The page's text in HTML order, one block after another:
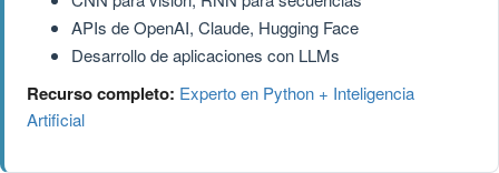
APIs de OpenAI, Claude, Hugging Face
Desarrollo de aplicaciones con LLMs
Recurso completo: Experto en Python + Inteligencia
Artificial